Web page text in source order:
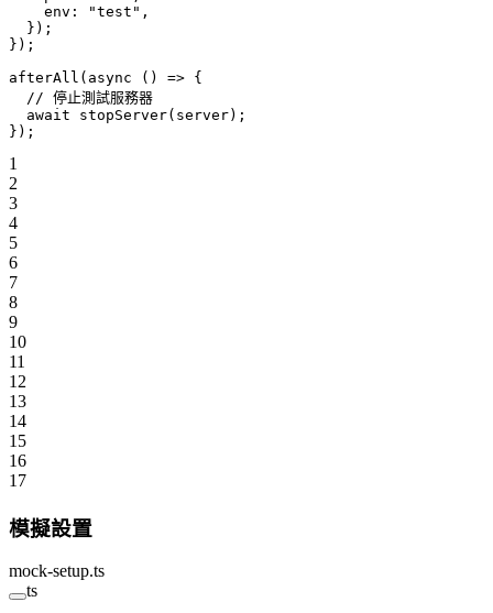
    env:
"test" ,
  });
});
afterAll ( async () => {
  // 停止測試服務器
  await
stopServer(server);
});
1
2
3
4
5
6
7
8
9
10
11
12
13
14
15
16
17
模擬設置
mock-setup.ts
ts